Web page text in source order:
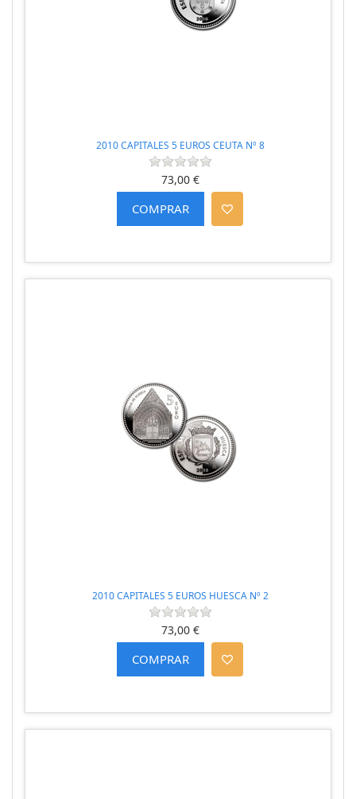
2010 CAPITALES 5 EUROS CEUTA Nº 8
73,00 €
2010 CAPITALES 5 EUROS HUESCA Nº 2
73,00 €